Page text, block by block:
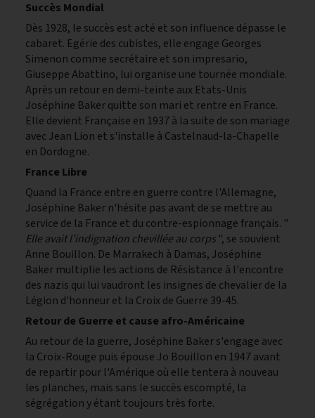
Succès Mondial
Dès 1928, le succès est acté et son influence dépasse le
cabaret. Egérie des cubistes, elle engage Georges
Simenon comme secrétaire et son impresario,
Giuseppe Abattino, lui organise une tournée mondiale.
Après un retour en demi-teinte aux Etats-Unis
Joséphine Baker quitte son mari et rentre en France.
Elle devient Française en 1937 à la suite de son mariage
avec Jean Lion et s'installe à Castelnaud-la-Chapelle
en Dordogne.
France Libre
Quand la France entre en guerre contre l'Allemagne,
Joséphine Baker n'hésite pas avant de se mettre au
service de la France et du contre-espionnage français. "
Elle avait l’indignation chevillée au corps ", se souvient
Anne Bouillon. De Marrakech à Damas, Joséphine
Baker multiplie les actions de Résistance à l'encontre
des nazis qui lui vaudront les insignes de chevalier de la
Légion d'honneur et la Croix de Guerre 39-45.
Retour de Guerre et cause afro-Américaine
Au retour de la guerre, Joséphine Baker s'engage avec
la Croix-Rouge puis épouse Jo Bouillon en 1947 avant
de repartir pour l'Amérique où elle tentera à nouveau
les planches, mais sans le succès escompté, la
ségrégation y étant toujours très forte.